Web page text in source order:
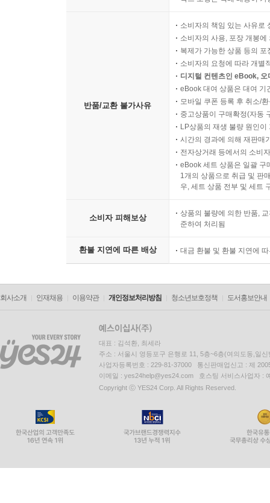
반품/교환 불가사유
소비자의 책임 있는 사유로
소비자의 사용, 포장 개봉
복제가 가능한 상품 등의
소비자의 요청에 따라 개별
디지털 컨텐츠인 eBook,
eBook 대여 상품은 대여 기
모바일 쿠폰 등록 후 취소/
중고상품이 구매확정(자동
LP상품의 재생 불량 원인
시간의 경과에 의해 재판매
전자상거래 등에서의 소비
eBook 세트 상품은 일괄 구
1개의 상품으로 취급 및 판
우, 세트 상품 전부 및 세트
소비자 피해보상
상품의 불량에 의한 반품,
준하여 처리됨
환불 지연에 따른 배상 대금 환불 및 환불 지연에
회사소개 인재채용 이용약관 개인정보처리방침 청소년보호정책 도서홍보안내
대표 : 김석환, 최세라
주소 : 서울시 영등포구 은행로 11, 5층~6층(여의도동,일신
사업자등록번호 : 229-81-37000 통신판매업신고 : 제
이메일 : yes24help@yes24.com 호스팅 서비스사업자 :
Copyright ⓒ YES24 Corp. All Rights Reserved.